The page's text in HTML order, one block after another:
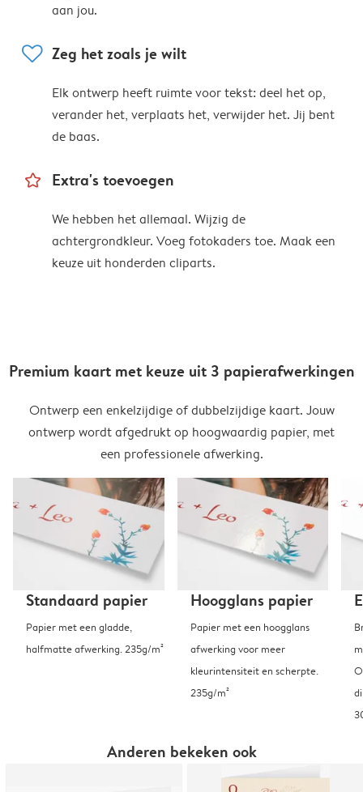
aan jou.
heart Zeg het zoals je wilt
Elk ontwerp heeft ruimte voor tekst: deel het op,
verander het, verplaats het, verwijder het. Jij bent
de baas.
star_outline Extra's toevoegen
We hebben het allemaal. Wijzig de
achtergrondkleur. Voeg fotokaders toe. Maak een
keuze uit honderden cliparts.
Premium kaart met keuze uit 3 papierafwerkingen
Ontwerp een enkelzijdige of dubbelzijdige kaart. Jouw
ontwerp wordt afgedrukt op hoogwaardig papier, met
een professionele afwerking.
Standaard papier
Papier met een gladde,
halfmatte afwerking. 235g/m²
Hoogglans papier
Papier met een hoogglans
afwerking voor meer
kleurintensiteit en scherpte.
235g/m²
Anderen bekeken ook